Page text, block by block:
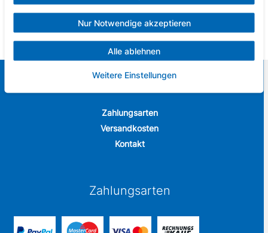
inkl. Nylontasche mit Tragegriff
Sportbude
Zahlungsarten
Versandkosten
Kontakt
Zahlungsarten
Nur Notwendige akzeptieren
Alle ablehnen
Weitere Einstellungen